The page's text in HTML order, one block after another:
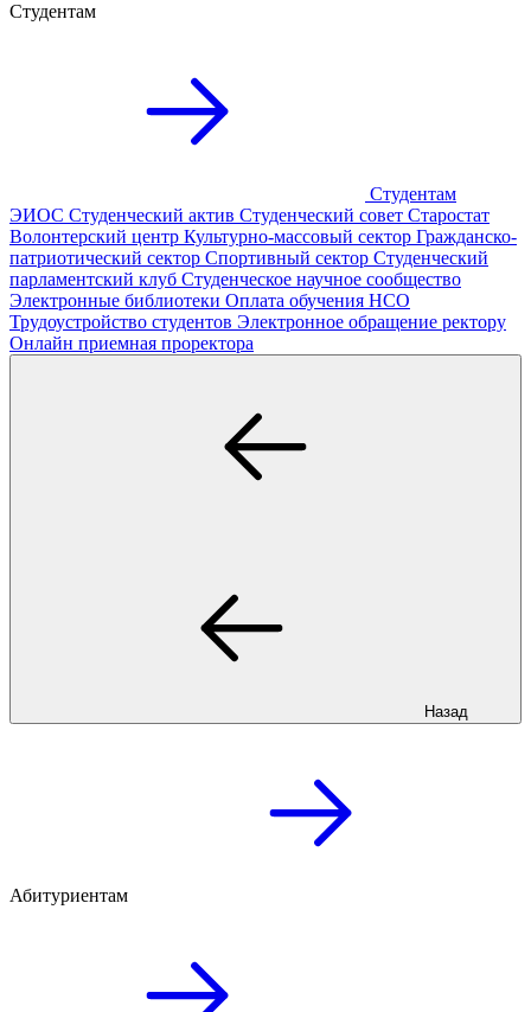
Студентам
Студентам
ЭИОС Студенческий актив Студенческий совет Старостат
Волонтерский центр Культурно-массовый сектор Гражданско-
патриотический сектор Спортивный сектор Студенческий
парламентский клуб Студенческое научное сообщество
Электронные библиотеки Оплата обучения НСО
Трудоустройство студентов Электронное обращение ректору
Онлайн приемная проректора
Назад
Абитуриентам